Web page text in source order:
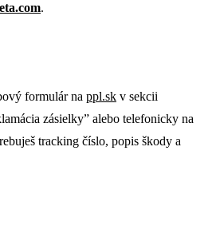
.
formulár na ppl.sk v sekcii
zásielky” alebo telefonicky na
tracking číslo, popis škody a